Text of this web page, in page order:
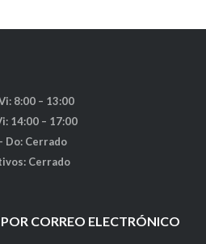
8:00 – 13:00
14:00 – 17:00
Do: Cerrado
Cerrado
CORREO ELECTRÓNICO